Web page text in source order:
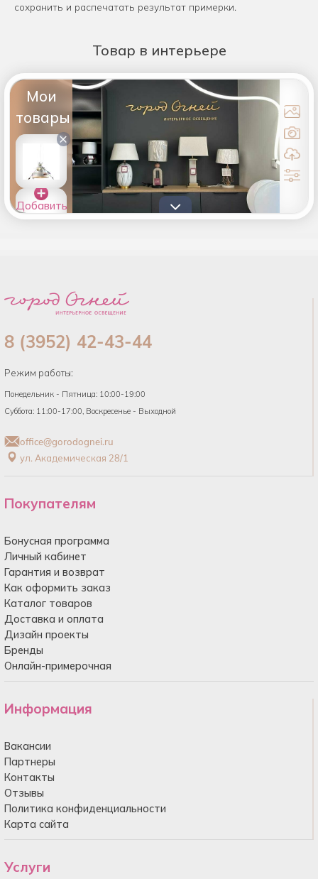
сохранить и распечатать результат примерки.
Товар в интерьере
Мои
товары
×
Добавить
товары в
8 (3952) 42-43-44
Режим работы:
Понедельник - Пятница: 10:00-19:00
Суббота: 11:00-17:00, Воскресенье - Выходной
office@gorodognei.ru
ул. Академическая 28/1
Покупателям
Бонусная программа
Личный кабинет
Гарантия и возврат
Как оформить заказ
Каталог товаров
Доставка и оплата
Дизайн проекты
Бренды
Онлайн-примерочная
Информация
Вакансии
Партнеры
Контакты
Отзывы
Политика конфиденциальности
Карта сайта
Услуги